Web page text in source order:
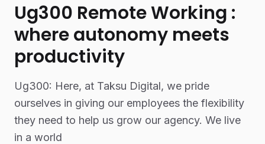
Ug300 Remote Working :
where autonomy meets
productivity
Ug300: Here, at Taksu Digital, we pride
ourselves in giving our employees the flexibility
they need to help us grow our agency. We live
in a world